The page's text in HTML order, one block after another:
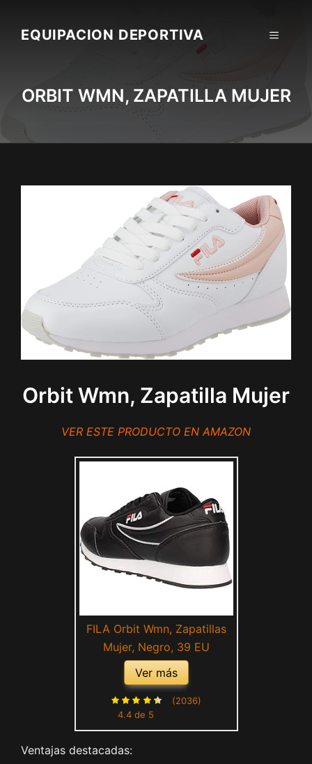
contentEQUIPACION DEPORTIVA MENU
ORBIT WMN, ZAPATILLA MUJER
Orbit Wmn, Zapatilla Mujer
VER ESTE PRODUCTO EN AMAZON
FILA Orbit Wmn, Zapatillas
Mujer, Negro, 39 EU
Ver más
4.4 de 5
(2036)
Ventajas destacadas: